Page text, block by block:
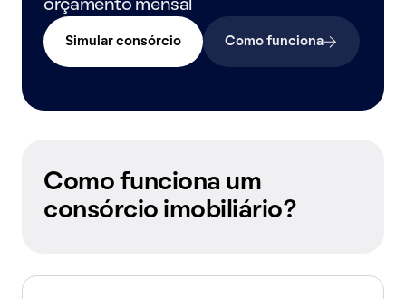
orçamento mensal
Simular consórcio Como funciona
Como funciona um
consórcio imobiliário?